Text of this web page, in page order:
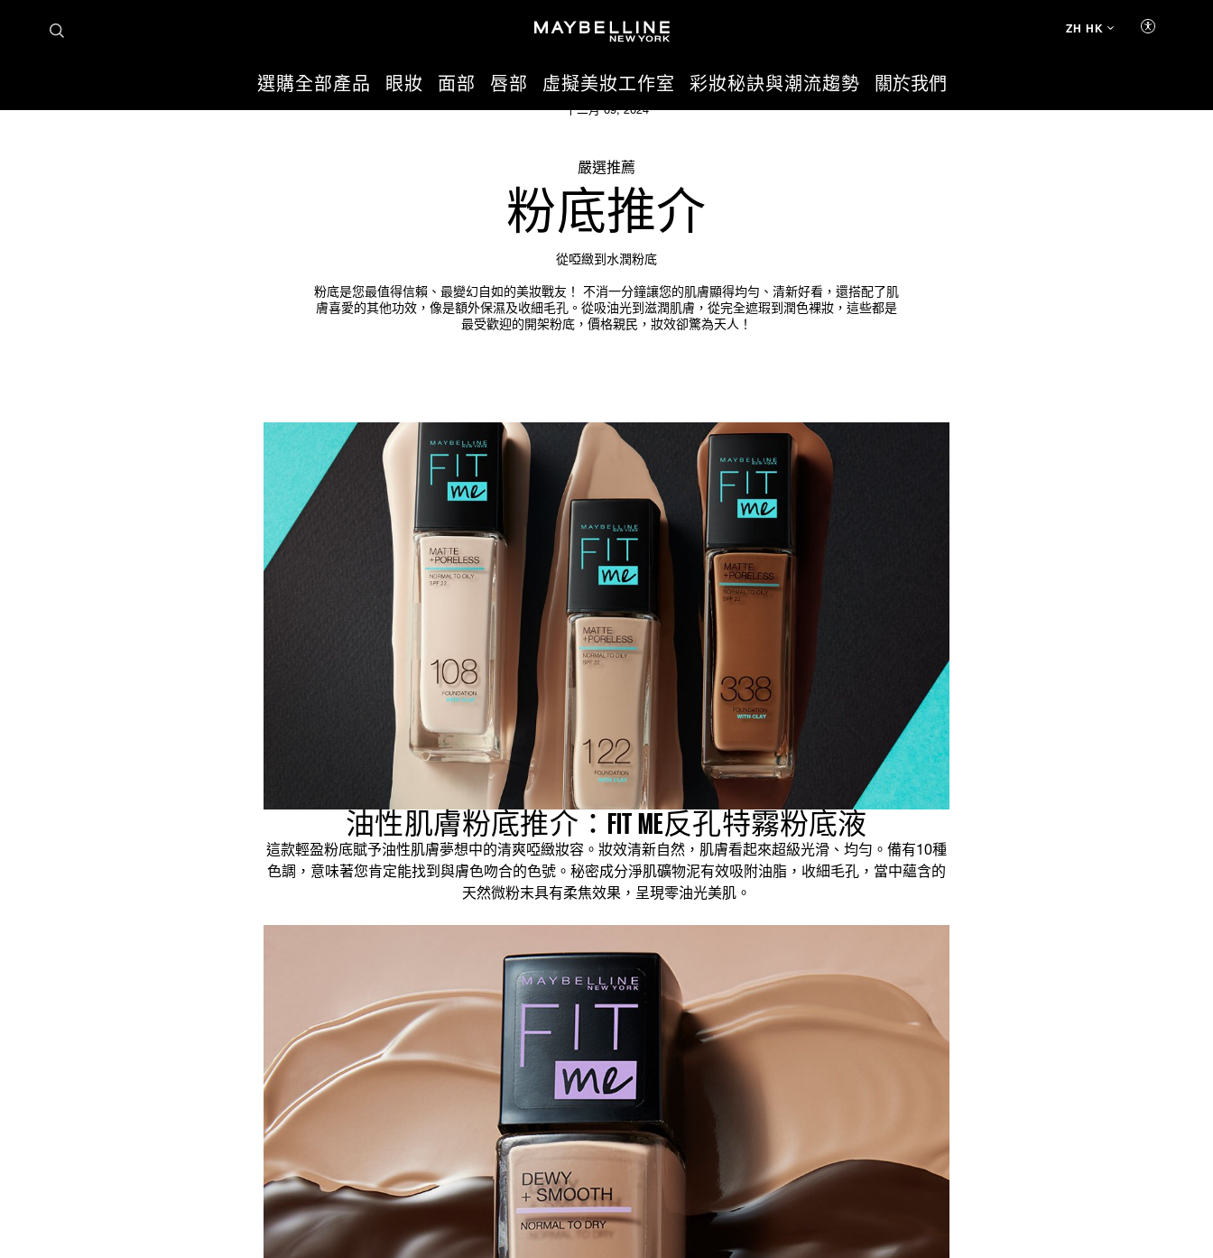
選購全部產品 眼妝 面部 唇部 虛擬美妝工作室 彩妝秘訣與潮流趨勢 關於我們
ZH HK
十二月 09, 2024
嚴選推薦
粉底推介
從啞緻到水潤粉底
粉底是您最值得信賴、最變幻自如的美妝戰友！ 不消一分鐘讓您的肌膚顯得均勻、清新好看，還搭配了肌
膚喜愛的其他功效，像是額外保濕及收細毛孔。從吸油光到滋潤肌膚，從完全遮瑕到潤色裸妝，這些都是
最受歡迎的開架粉底，價格親民，妝效卻驚為天人！
油性肌膚粉底推介：FIT ME反孔特霧粉底液
這款輕盈粉底賦予油性肌膚夢想中的清爽啞緻妝容。妝效清新自然，肌膚看起來超級光滑、均勻。備有10種
色調，意味著您肯定能找到與膚色吻合的色號。秘密成分淨肌礦物泥有效吸附油脂，收細毛孔，當中蘊含的
天然微粉末具有柔焦效果，呈現零油光美肌。